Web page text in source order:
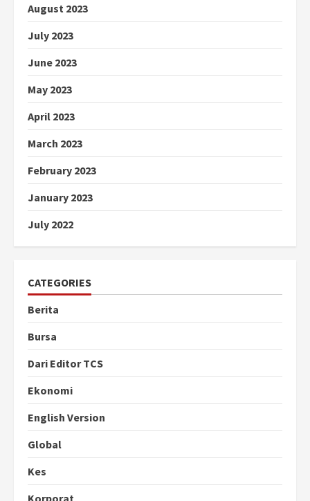
August 2023
July 2023
June 2023
May 2023
April 2023
March 2023
February 2023
January 2023
July 2022
CATEGORIES
Berita
Bursa
Dari Editor TCS
Ekonomi
English Version
Global
Kes